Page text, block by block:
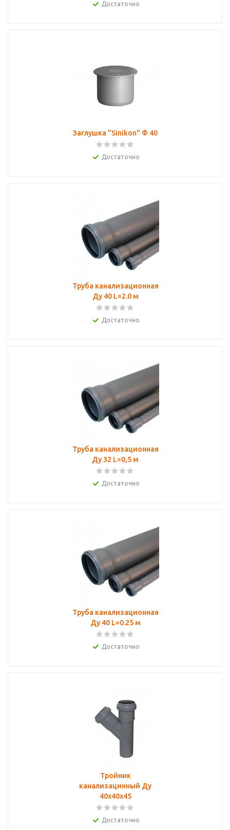
Достаточно
Заглушка "Sinikon" Ф 40
Достаточно
Труба канализационная
Ду 40 L=2.0 м
Достаточно
Труба канализационная
Ду 32 L=0,5 м
Достаточно
Труба канализационная
Ду 40 L=0.25 м
Достаточно
Тройник
канализацинный Ду
40х40х45
Достаточно